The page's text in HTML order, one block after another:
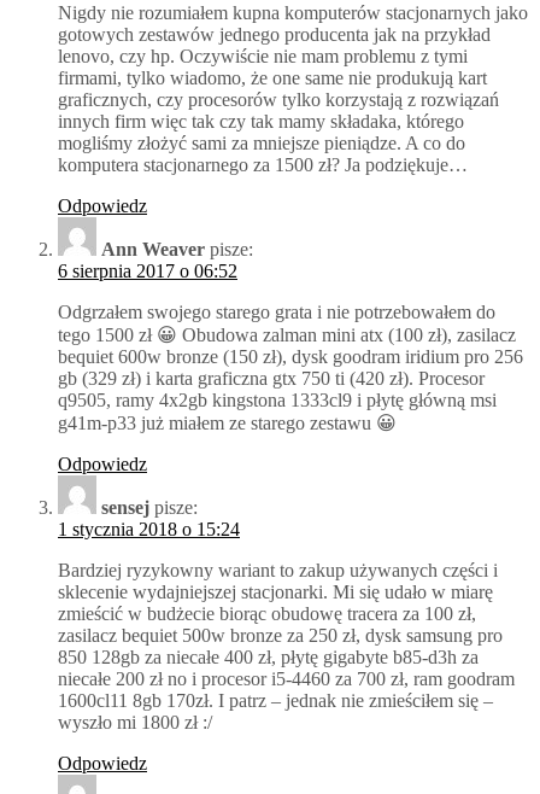
Nigdy nie rozumiałem kupna komputerów stacjonarnych jako
gotowych zestawów jednego producenta jak na przykład
lenovo, czy hp. Oczywiście nie mam problemu z tymi
firmami, tylko wiadomo, że one same nie produkują kart
graficznych, czy procesorów tylko korzystają z rozwiązań
innych firm więc tak czy tak mamy składaka, którego
mogliśmy złożyć sami za mniejsze pieniądze. A co do
komputera stacjonarnego za 1500 zł? Ja podziękuje…
Odpowiedz
Ann Weaver pisze:
6 sierpnia 2017 o 06:52
Odgrzałem swojego starego grata i nie potrzebowałem do
tego 1500 zł 😀 Obudowa zalman mini atx (100 zł), zasilacz
bequiet 600w bronze (150 zł), dysk goodram iridium pro 256
gb (329 zł) i karta graficzna gtx 750 ti (420 zł). Procesor
q9505, ramy 4x2gb kingstona 1333cl9 i płytę główną msi
g41m-p33 już miałem ze starego zestawu 😀
Odpowiedz
sensej pisze:
1 stycznia 2018 o 15:24
Bardziej ryzykowny wariant to zakup używanych części i
sklecenie wydajniejszej stacjonarki. Mi się udało w miarę
zmieścić w budżecie biorąc obudowę tracera za 100 zł,
zasilacz bequiet 500w bronze za 250 zł, dysk samsung pro
850 128gb za niecałe 400 zł, płytę gigabyte b85-d3h za
niecałe 200 zł no i procesor i5-4460 za 700 zł, ram goodram
1600cl11 8gb 170zł. I patrz – jednak nie zmieściłem się –
wyszło mi 1800 zł :/
Odpowiedz